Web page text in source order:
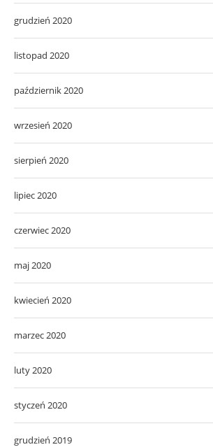
grudzień 2020
listopad 2020
październik 2020
wrzesień 2020
sierpień 2020
lipiec 2020
czerwiec 2020
maj 2020
kwiecień 2020
marzec 2020
luty 2020
styczeń 2020
grudzień 2019